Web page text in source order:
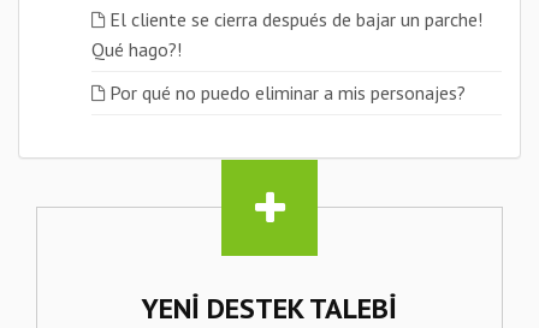
El cliente se cierra después de bajar un parche!
Qué hago?!
Por qué no puedo eliminar a mis personajes?
YENI DESTEK TALEBI